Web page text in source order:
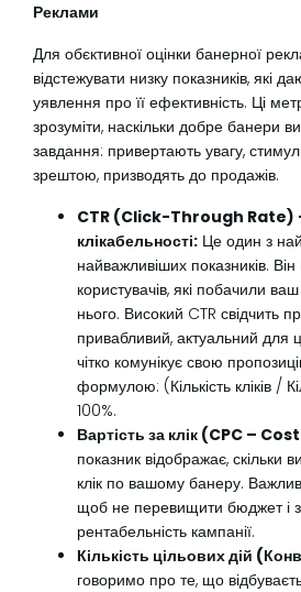
Реклами
Для обєктивної оцінки банерної
відстежувати низку показників, які
уявлення про її ефективність. Ці
зрозуміти, наскільки добре банери
завдання: привертають увагу,
зрештою, призводять до продажів.
CTR (Click-Through Rate)
клікабельності: Це один з
найважливіших показників. Він
користувачів, які побачили
нього. Високий CTR свідчить
привабливий, актуальний для
чітко комунікує свою
формулою: (Кількість кліків /
100%.
Вартість за клік (CPC –
показник відображає, скільки
клік по вашому банеру.
щоб не перевищити бюджет і
рентабельність кампанії.
Кількість цільових дій
говоримо про те, що